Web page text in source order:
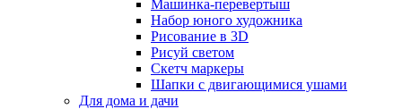
Машинка-перевертыш
Набор юного художника
Рисование в 3D
Рисуй светом
Скетч маркеры
Шапки с двигающимися ушами
Для дома и дачи